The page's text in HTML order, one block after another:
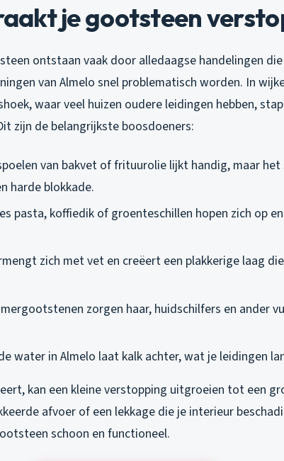
je gootsteen
ontstaan vaak door alledaagse handelingen
van Almelo snel problematisch worden. In
waar veel huizen oudere leidingen hebben,
zijn de belangrijkste boosdoeners:
van bakvet of frituurolie lijkt handig, maar
harde blokkade.
pasta, koffiedik of groenteschillen hopen zich op
zich met vet en creëert een plakkerige laag
zorgen haar, huidschilfers en ander
water in Almelo laat kalk achter, wat je leidingen
kan een kleine verstopping uitgroeien tot een
afvoer of een lekkage die je interieur
schoon en functioneel.